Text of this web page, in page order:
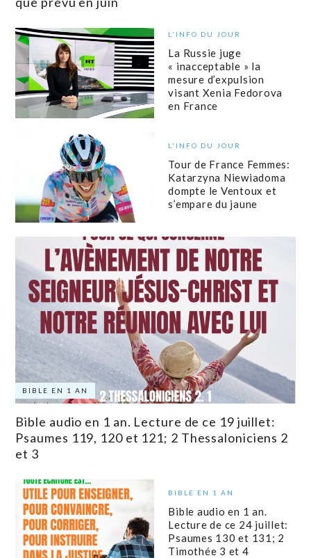
L'INFO DU JOUR
La Russie juge
« inacceptable » la
mesure d’expulsion
visant Xenia Fedorova
en France
L'INFO DU JOUR
Tour de France Femmes:
Katarzyna Niewiadoma
dompte le Ventoux et
s’empare du jaune
BIBLE EN 1 AN
Bible audio en 1 an. Lecture de ce 19 juillet:
Psaumes 119, 120 et 121; 2 Thessaloniciens 2
et 3
BIBLE EN 1 AN
Bible audio en 1 an.
Lecture de ce 24 juillet:
Psaumes 130 et 131; 2
Timothée 3 et 4